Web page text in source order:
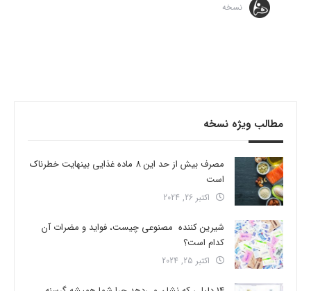
نسخه
مطالب ویژه نسخه
مصرف بیش از حد این 8 ماده غذایی بینهایت خطرناک
است
اکتبر 26, 2024
شیرین کننده مصنوعی چیست، فواید و مضرات آن
کدام است؟
اکتبر 25, 2024